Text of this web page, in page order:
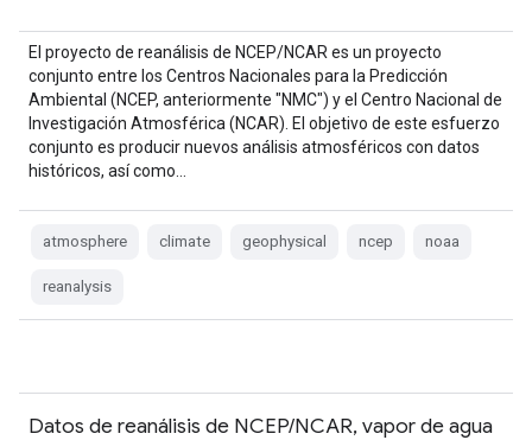
El proyecto de reanálisis de NCEP/NCAR es un proyecto
conjunto entre los Centros Nacionales para la Predicción
Ambiental (NCEP, anteriormente "NMC") y el Centro Nacional de
Investigación Atmosférica (NCAR). El objetivo de este esfuerzo
conjunto es producir nuevos análisis atmosféricos con datos
históricos, así como…
atmosphere climate geophysical ncep noaa
reanalysis
Datos de reanálisis de NCEP/NCAR, vapor de agua